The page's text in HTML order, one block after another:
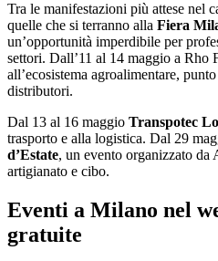
Tra le manifestazioni più attese nel
quelle che si terranno alla Fiera
un’opportunità imperdibile per
settori. Dall’11 al 14 maggio a Rho
all’ecosistema agroalimentare,
distributori.
Dal 13 al 16 maggio Transpotec
trasporto e alla logistica. Dal 29
d’Estate, un evento organizzato
artigianato e cibo.
Eventi a Milano nel
gratuite